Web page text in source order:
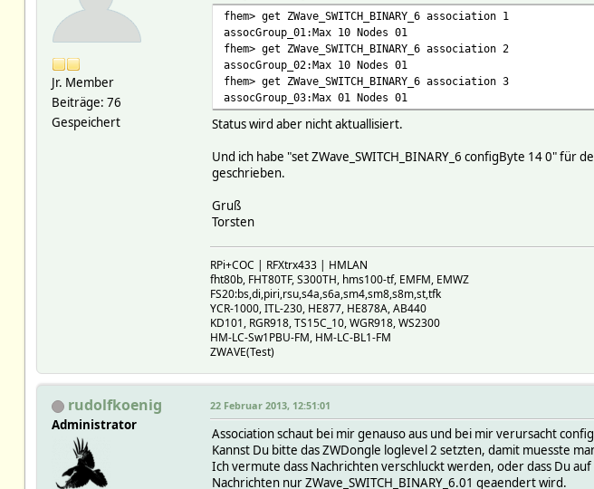
Jr. Member
Beiträge: 76
Gespeichert
fhem> get ZWave_SWITCH_BINARY_6 association 1
assocGroup_01:Max 10 Nodes 01
fhem> get ZWave_SWITCH_BINARY_6 association 2
assocGroup_02:Max 10 Nodes 01
fhem> get ZWave_SWITCH_BINARY_6 association 3
assocGroup_03:Max 01 Nodes 01
Status wird aber nicht aktuallisiert.
Und ich habe "set ZWave_SWITCH_BINARY_6 configByte 14 0"
geschrieben.
Gruß
Torsten
RPi+COC | RFXtrx433 | HMLAN
fht80b, FHT80TF, S300TH, hms100-tf, EMFM, EMWZ
FS20:bs,di,piri,rsu,s4a,s6a,sm4,sm8,s8m,st,tfk
YCR-1000, ITL-230, HE877, HE878A, AB440
KD101, RGR918, TS15C_10, WGR918, WS2300
HM-LC-Sw1PBU-FM, HM-LC-BL1-FM
ZWAVE(Test)
rudolfkoenig
Administrator
22 Februar 2013, 12:51:01
Association schaut bei mir genauso aus und bei mir verursacht
Kannst Du bitte das ZWDongle loglevel 2 setzten, damit muesste
Ich vermute dass Nachrichten verschluckt werden, oder dass Du
Nachrichten nur ZWave_SWITCH_BINARY_6.01 geaendert wird.